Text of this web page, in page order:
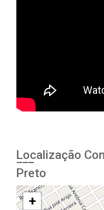
Localização
Preto
+